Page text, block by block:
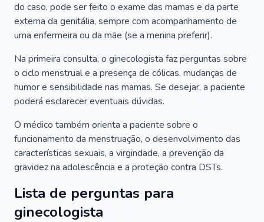
do caso, pode ser feito o exame das mamas e da parte
externa da genitália, sempre com acompanhamento de
uma enfermeira ou da mãe (se a menina preferir).
Na primeira consulta, o ginecologista faz perguntas sobre
o ciclo menstrual e a presença de cólicas, mudanças de
humor e sensibilidade nas mamas. Se desejar, a paciente
poderá esclarecer eventuais dúvidas.
O médico também orienta a paciente sobre o
funcionamento da menstruação, o desenvolvimento das
características sexuais, a virgindade, a prevenção da
gravidez na adolescência e a proteção contra DSTs.
Lista de perguntas para
ginecologista